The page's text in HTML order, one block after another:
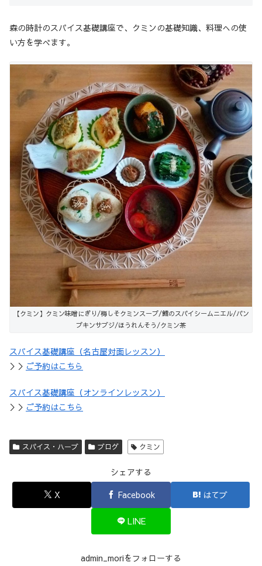
森の時計のスパイス基礎講座で、クミンの基礎知識、料理への使
い方を学べます。
【クミン】クミン味噌にぎり/梅しそクミンスープ/鱈のスパイシームニエル/パン
プキンサブジ/ほうれんそう/クミン茶
スパイス基礎講座（名古屋対面レッスン）
＞＞ ご予約はこちら
スパイス基礎講座（オンラインレッスン）
＞＞ ご予約はこちら
スパイス・ハーブ ブログ クミン
シェアする
X
Facebook はてブ
LINE
admin_moriをフォローする